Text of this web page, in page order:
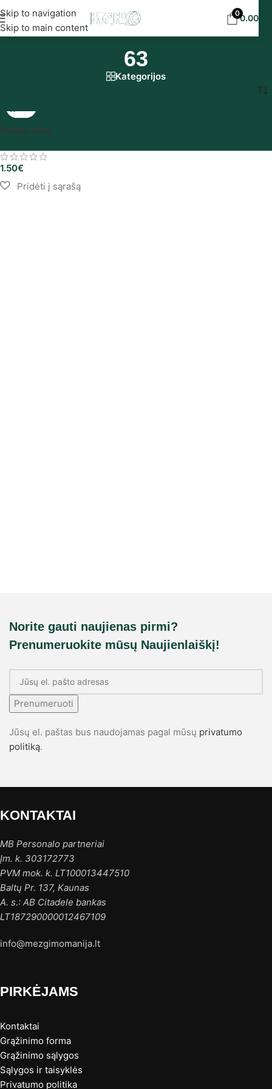
Skip to navigation
Skip to main content
eur!
00.00€
63
Kategorijos
Vėlimo vilna
1.50€
Norite gauti naujienas pirmi?
Prenumeruokite mūsų Naujienlaiškį!
Prenumeruoti
Jūsų el. paštas bus naudojamas pagal mūsų privatumo
politiką.
KONTAKTAI
MB Personalo partneriai
Įm. k. 303172773
PVM mok. k. LT100013447510
Baltų Pr. 137, Kaunas
A. s.: AB Citadele bankas
LT187290000012467109
info@mezgimomanija.lt
PIRKĖJAMS
Kontaktai
Grąžinimo forma
Grąžinimo sąlygos
Sąlygos ir taisyklės
Privatumo politika